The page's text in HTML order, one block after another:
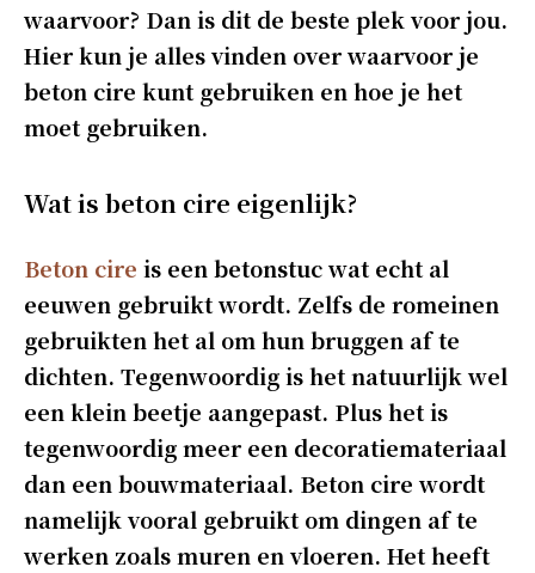
waarvoor? Dan is dit de beste plek voor jou.
Hier kun je alles vinden over waarvoor je
beton cire kunt gebruiken en hoe je het
moet gebruiken.
Wat is beton cire eigenlijk?
Beton cire is een betonstuc wat echt al
eeuwen gebruikt wordt. Zelfs de romeinen
gebruikten het al om hun bruggen af te
dichten. Tegenwoordig is het natuurlijk wel
een klein beetje aangepast. Plus het is
tegenwoordig meer een decoratiemateriaal
dan een bouwmateriaal. Beton cire wordt
namelijk vooral gebruikt om dingen af te
werken zoals muren en vloeren. Het heeft